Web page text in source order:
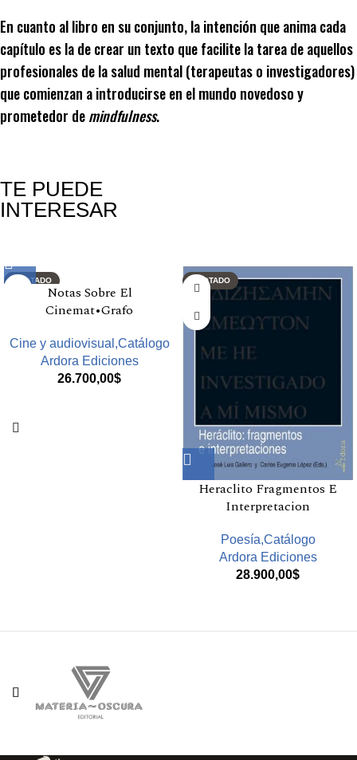
En cuanto al libro en su conjunto, la intención que anima cada
capítulo es la de crear un texto que facilite la tarea de aquellos
profesionales de la salud mental (terapeutas o investigadores)
que comienzan a introducirse en el mundo novedoso y
prometedor demindfulness.
TE PUEDE
INTERESAR
AGOTADO
Notas Sobre El
Cinemat•Grafo
Cine y audiovisual,Catálogo
Ardora Ediciones
26.700,00$
AGOTADO
Heraclito Fragmentos E
Interpretacion
Poesía,Catálogo
Ardora Ediciones
28.900,00$